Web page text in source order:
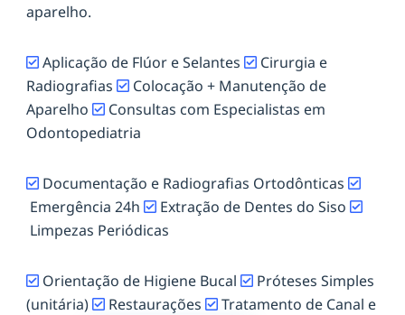
aparelho.
Aplicação de Flúor e Selantes
Cirurgia e
Radiografias
Colocação + Manutenção de
Aparelho
Consultas com Especialistas em
Odontopediatria
Documentação e Radiografias Ortodônticas
Emergência 24h
Extração de Dentes do Siso
Limpezas Periódicas
Orientação de Higiene Bucal
Próteses Simples
(unitária)
Restaurações Tratamento de Canal e